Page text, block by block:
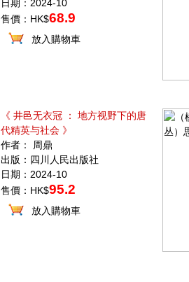
日期：2024-10
售價：HK$68.9
放入購物車
《 井邑无衣冠 ： 地方视野下的唐
代精英与社会 》
作者： 周鼎
出版：四川人民出版社
日期：2024-10
售價：HK$95.2
放入購物車